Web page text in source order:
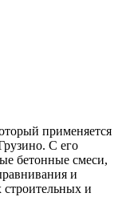
применяется
С его
бетонные смеси,
и
строительных и